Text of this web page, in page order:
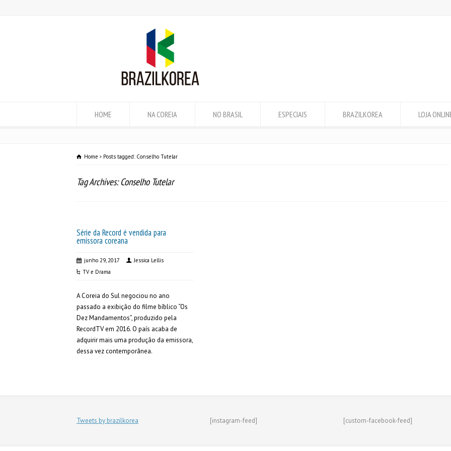
HOME NA COREIA NO BRASIL ESPECIAIS BRAZILKOREA LOJA
Home Posts tagged: Conselho Tutelar
Tag Archives: Conselho Tutelar
Série da Record é vendida para
emissora coreana
junho 29, 2017
Jessica Lellis
TV e Drama
A Coreia do Sul negociou no ano
passado a exibição do filme bíblico “Os
Dez Mandamentos”, produzido pela
RecordTV em 2016. O país acaba de
adquirir mais uma produção da emissora,
dessa vez contemporânea.
Tweets by brazilkorea [instagram-feed] [custom-facebook-feed]